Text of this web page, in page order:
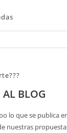
AL BLOG
lo que se publica
nuestras